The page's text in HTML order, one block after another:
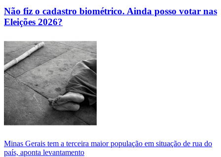
Não fiz o cadastro biométrico. Ainda posso votar nas
Eleições 2026?
Minas Gerais tem a terceira maior população em situação de rua do
país, aponta levantamento